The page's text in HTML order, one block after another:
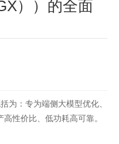
））的全面
为：专为端侧大模型优化、
性价比、低功耗高可靠。